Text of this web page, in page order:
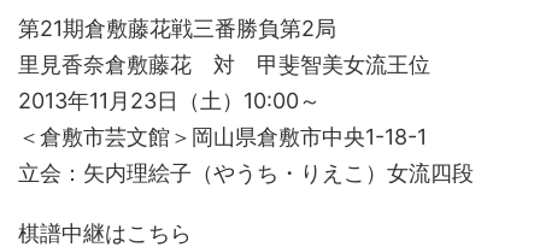
第21期倉敷藤花戦三番勝負第2局
里見香奈倉敷藤花 対 甲斐智美女流王位
2013年11月23日（土）10:00～
＜倉敷市芸文館＞岡山県倉敷市中央1-18-1
立会：矢内理絵子（やうち・りえこ）女流四段
棋譜中継はこちら